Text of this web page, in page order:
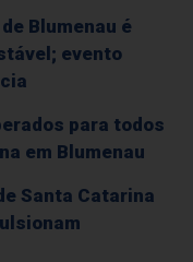
Blumenau é
evento
para todos
em Blumenau
Santa Catarina